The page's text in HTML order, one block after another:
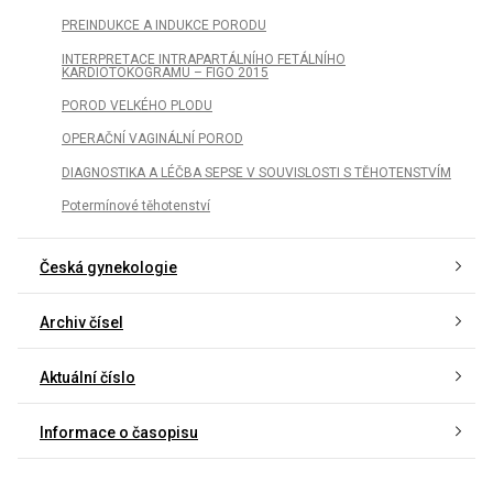
PREINDUKCE A INDUKCE PORODU
INTERPRETACE INTRAPARTÁLNÍHO FETÁLNÍHO
KARDIOTOKOGRAMU – FIGO 2015
POROD VELKÉHO PLODU
OPERAČNÍ VAGINÁLNÍ POROD
DIAGNOSTIKA A LÉČBA SEPSE V SOUVISLOSTI S TĚHOTENSTVÍM
Potermínové těhotenství
Česká gynekologie
Archiv čísel
Aktuální číslo
Informace o časopisu